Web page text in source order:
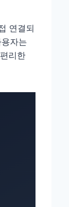
연결되
자는
리한